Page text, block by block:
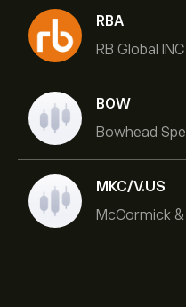
RBA
RB Global INC
BOW
Bowhead
MKC/V.US
McCormick